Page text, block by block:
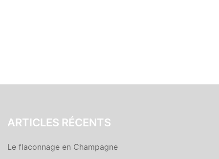
ARTICLES RÉCENTS
Le flaconnage en Champagne